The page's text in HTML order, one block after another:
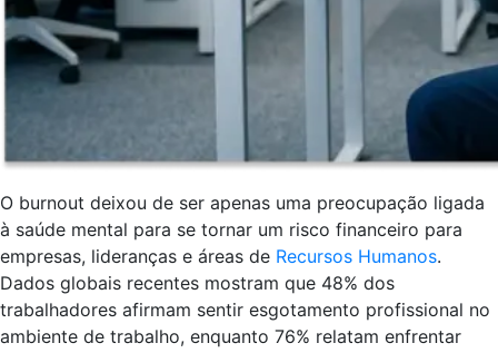
O burnout deixou de ser apenas uma preocupação ligada
à saúde mental para se tornar um risco financeiro para
empresas, lideranças e áreas de Recursos Humanos.
Dados globais recentes mostram que 48% dos
trabalhadores afirmam sentir esgotamento profissional no
ambiente de trabalho, enquanto 76% relatam enfrentar